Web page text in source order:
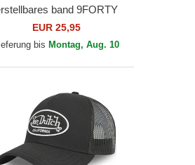
band 9FORTY
Essential der New
Yankees MLB von New
EUR 25,95
bis Montag, Aug. 10